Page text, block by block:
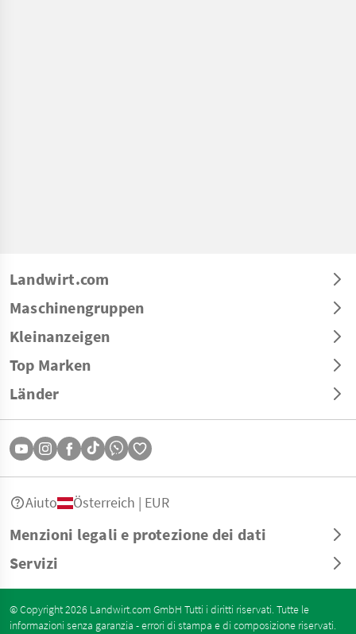
Landwirt.com
Maschinengruppen
Kleinanzeigen
Top Marken
Länder
Menzioni legali e protezione dei dati
Servizi
Aiuto Österreich | EUR
© Copyright 2026 Landwirt.com GmbH Tutti i diritti riservati. Tutte le
informazioni senza garanzia - errori di stampa e di composizione riservati.